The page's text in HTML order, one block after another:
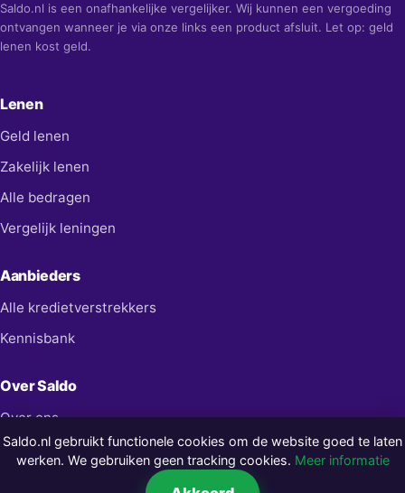
Saldo.nl is een onafhankelijke vergelijker. Wij kunnen een vergoeding
ontvangen wanneer je via onze links een product afsluit. Let op: geld
lenen kost geld.
Lenen
Geld lenen
Zakelijk lenen
Alle bedragen
Vergelijk leningen
Aanbieders
Alle kredietverstrekkers
Kennisbank
Over Saldo
Over ons
Contact
Saldo.nl gebruikt functionele cookies om de website goed te laten
werken. We gebruiken geen tracking cookies. Meer informatie